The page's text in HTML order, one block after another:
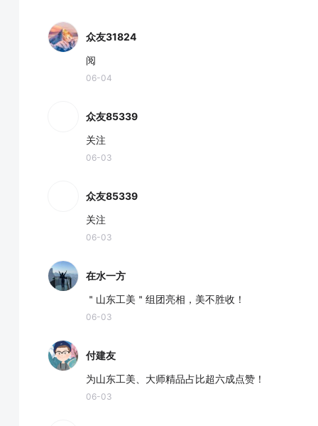
众友31824
阅
06-04
众友85339
关注
06-03
众友85339
关注
06-03
在水一方
＂山东工美＂组团亮相，美不胜收！
06-03
付建友
为山东工美、大师精品占比超六成点赞！
06-03